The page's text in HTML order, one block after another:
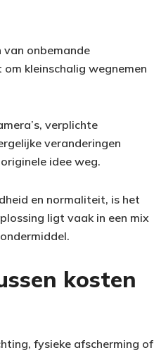
van onbemande
kleinschalig wegnemen
verplichte
veranderingen
idee weg.
en normaliteit, is het
ligt vaak in een mix
kosten
fysieke afscherming of